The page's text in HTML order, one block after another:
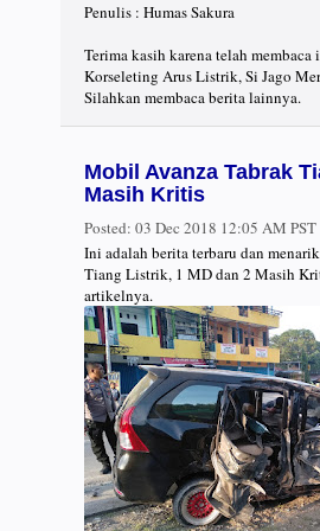
Penulis : Humas Sakura
Terima kasih karena telah
Korseleting Arus Listrik, Si Jago
Silahkan membaca berita lainnya.
Mobil Avanza Tabrak
Masih Kritis
Posted: 03 Dec 2018 12:05 AM PST
Ini adalah berita terbaru dan
Tiang Listrik, 1 MD dan 2 Masih
artikelnya.